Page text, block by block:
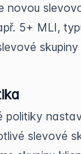
novou
5+ MLI,
politiky
slevové